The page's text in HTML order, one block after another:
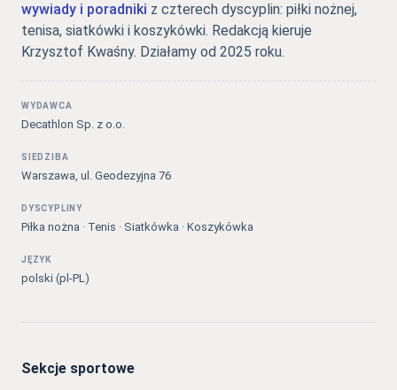
wywiady i poradniki z czterech dyscyplin: piłki nożnej,
tenisa, siatkówki i koszykówki. Redakcją kieruje
Krzysztof Kwaśny. Działamy od 2025 roku.
WYDAWCA
Decathlon Sp. z o.o.
SIEDZIBA
Warszawa, ul. Geodezyjna 76
DYSCYPLINY
Piłka nożna · Tenis · Siatkówka · Koszykówka
JĘZYK
polski (pl-PL)
Sekcje sportowe